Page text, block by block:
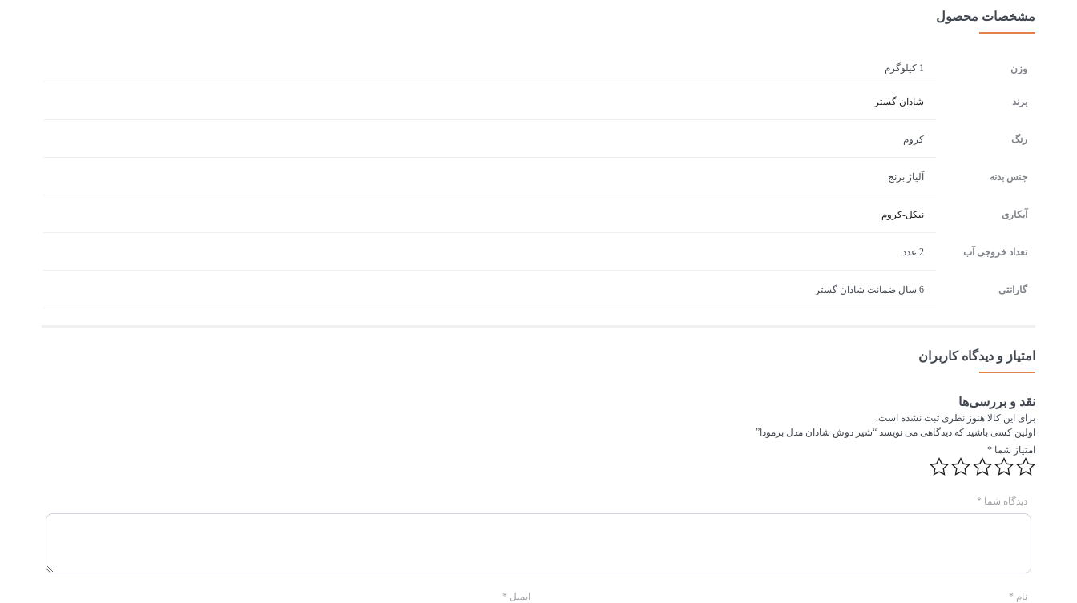
مشخصات محصول
وزن 1 کیلوگرم
برند شادان گستر
رنگ کروم
جنس بدنه آلیاژ برنج
آبکاری نیکل-کروم
تعداد خروجی آب 2 عدد
گارانتی 6 سال ضمانت شادان گستر
امتیاز و دیدگاه کاربران
نقد و بررسی‌ها
برای این کالا هنوز نظری ثبت نشده است.
اولین کسی باشید که دیدگاهی می نویسد “شیر دوش شادان مدل برمودا”
امتیاز شما *
دیدگاه شما *
نام * ایمیل *